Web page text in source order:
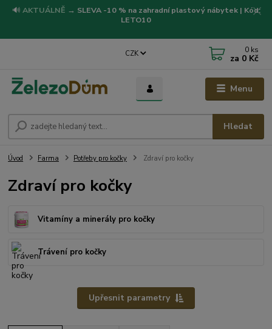
🔊 AKTUÁLNĚ → SLEVA -10 % na zahradní plastový nábytek | Kód:
LETO10
Menu
CZK
Hledat
0 ks
za 0 Kč
Úvod Farma Potřeby pro kočky Zdraví pro kočky
Zdraví pro kočky
Vitamíny a minerály pro kočky
Trávení pro kočky
Upřesnit parametry